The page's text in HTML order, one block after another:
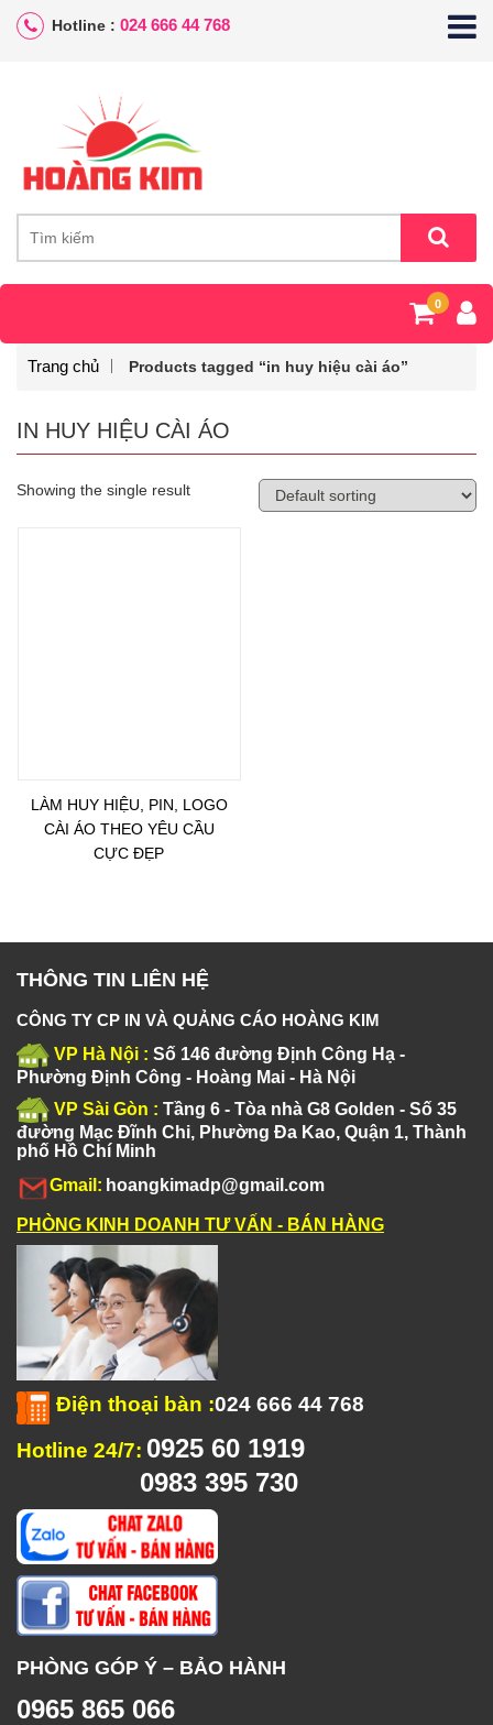
Hotline : 024 666 44 768
0
Trang chủ Products tagged “in huy hiệu cài áo”
IN HUY HIỆU CÀI ÁO
Showing the single result
LÀM HUY HIỆU, PIN, LOGO
CÀI ÁO THEO YÊU CẦU
CỰC ĐẸP
THÔNG TIN LIÊN HỆ
CÔNG TY CP IN VÀ QUẢNG CÁO HOÀNG KIM
VP Hà Nội : Số 146 đường Định Công Hạ -
Phường Định Công - Hoàng Mai - Hà Nội
VP Sài Gòn : Tầng 6 - Tòa nhà G8 Golden - Số 35
đường Mạc Đĩnh Chi, Phường Đa Kao, Quận 1, Thành
phố Hồ Chí Minh
Gmail: hoangkimadp@gmail.com
PHÒNG KINH DOANH TƯ VẤN - BÁN HÀNG
Điện thoại bàn :024 666 44 768
Hotline 24/7: 0925 60 1919
0983 395 730
PHÒNG GÓP Ý – BẢO HÀNH
0965 865 066